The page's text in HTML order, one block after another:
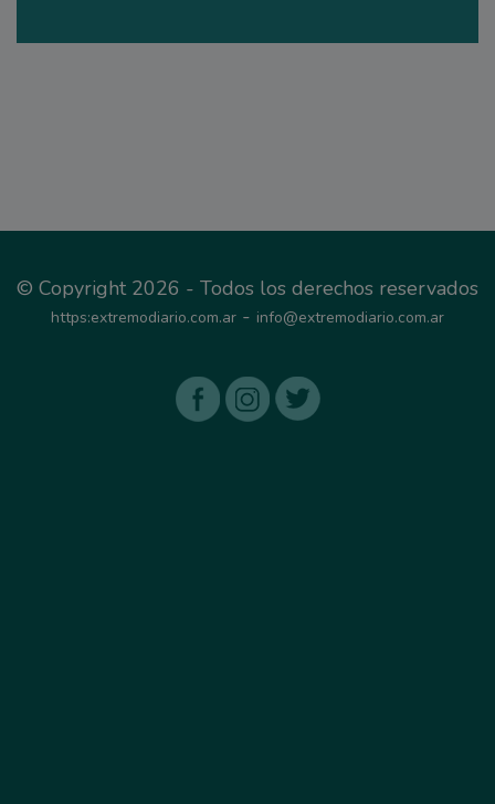
© Copyright 2026 - Todos los derechos reservados
https:extremodiario.com.ar - info@extremodiario.com.ar